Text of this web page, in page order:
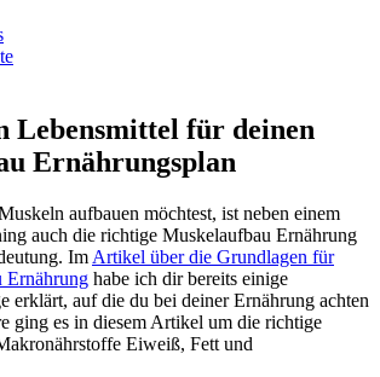
Lebensmittel für deinen
Ernährungsplan
aufbauen möchtest, ist neben einem
auch die richtige Muskelaufbau Ernährung
Im Artikel über die Grundlagen für
Ernährung habe ich dir bereits einige
erklärt, auf die du bei deiner Ernährung achten
ging es in diesem Artikel um die richtige
Eiweiß, Fett und